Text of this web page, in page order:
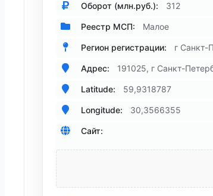
Оборот (млн.руб.): 312
Реестр МСП: Малое
Регион регистрации: г Санкт-
Адрес: 191025, г Санкт-
Latitude: 59,9318787
Longitude: 30,3566355
Сайт: